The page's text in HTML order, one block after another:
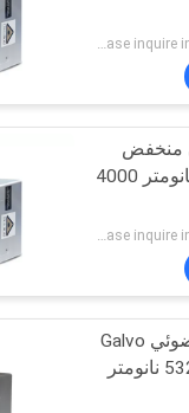
منخفض
الانجراف 532 نانومتر 4000
Please inquire individually MOQ:1
رأس المسح الضوئي Galvo